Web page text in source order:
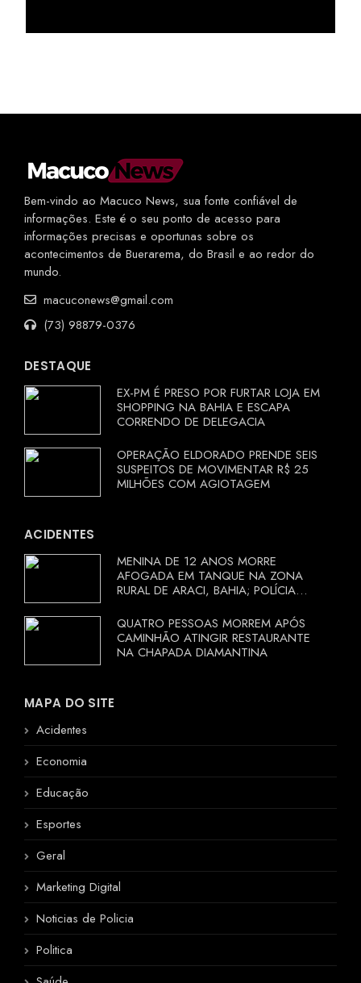
Bem-vindo ao Macuco News, sua fonte confiável de
informações. Este é o seu ponto de acesso para
informações precisas e oportunas sobre os
acontecimentos de Buerarema, do Brasil e ao redor do
mundo.
macuconews@gmail.com
(73) 98879-0376
DESTAQUE
EX-PM É PRESO POR FURTAR LOJA EM
SHOPPING NA BAHIA E ESCAPA
CORRENDO DE DELEGACIA
OPERAÇÃO ELDORADO PRENDE SEIS
SUSPEITOS DE MOVIMENTAR R$ 25
MILHÕES COM AGIOTAGEM
ACIDENTES
MENINA DE 12 ANOS MORRE
AFOGADA EM TANQUE NA ZONA
RURAL DE ARACI, BAHIA; POLÍCIA
QUATRO PESSOAS MORREM APÓS
CAMINHÃO ATINGIR RESTAURANTE
NA CHAPADA DIAMANTINA
MAPA DO SITE
Acidentes
Economia
Educação
Esportes
Geral
Marketing Digital
Noticias de Policia
Politica